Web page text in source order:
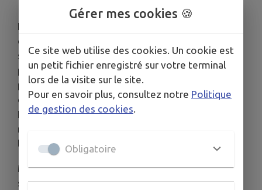
La charte pour la pratique de la pêche à la
crevette sur l'îlot de Balaneg est parue. Sa
signature est obligatoire préalablement à tout
passage sur la partie terrestre de l'île de Balaneg
pour des actions de pêche à la crevette.
en préalable aux actions de pêche, prévenir
Hélène MAHEO, conservatrice de la Réserve
naturelle nationale d’Iroise, de sa présence sur
l’île, au 06 42 96 57 23
Merci de passer en mairie signer la charte si vous
souhaitez exercer cette activité.
Gérer mes cookies 🍪
Ce site web utilise des cookies. Un cookie est
un petit fichier enregistré sur votre terminal
lors de la visite sur le site.
Pour en savoir plus, consultez notre Politique
de gestion des cookies
Obligatoire